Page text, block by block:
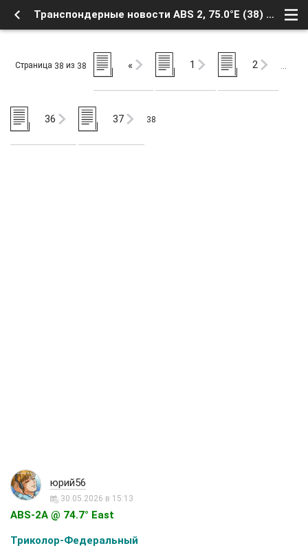
Транспондерные новости ABS 2, 75.0°E (38) - Новости телевидения - Транспондерные новости - Форум о Спутниковом Телевидении
Страница 38 из 38 « 1 2 …
36 37 38
юрий56
30.05.2026 в 15:13
ABS-2A @ 74.7° East
Триколор-Федеральный